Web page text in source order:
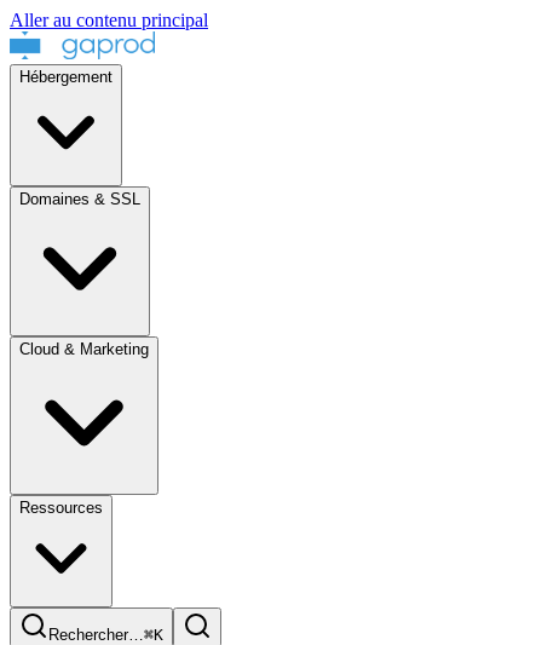
Aller au contenu principal
Hébergement
Domaines & SSL
Cloud & Marketing
Ressources
Rechercher…⌘K